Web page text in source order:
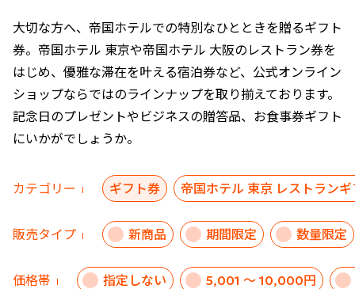
大切な方へ、帝国ホテルでの特別なひとときを贈るギフト
券。帝国ホテル 東京や帝国ホテル 大阪のレストラン券を
はじめ、優雅な滞在を叶える宿泊券など、公式オンライン
ショップならではのラインナップを取り揃えております。
記念日のプレゼントやビジネスの贈答品、お食事券ギフト
にいかがでしょうか。
カテゴリー ギフト券 帝国ホテル 東京 レストラン
販売タイプ 新商品 期間限定 数量限定
価格帯 指定しない 5,001 ～ 10,000円